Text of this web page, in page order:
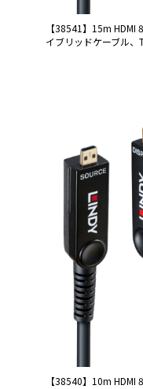
【38541】15m HDMI
イブリッドケーブル
【38540】10m HDMI